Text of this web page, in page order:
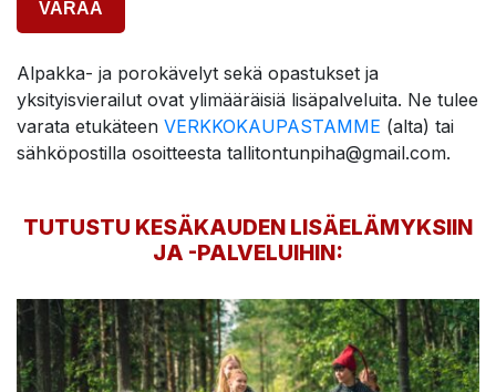
VARAA
Alpakka- ja porokävelyt sekä opastukset ja
yksityisvierailut ovat ylimääräisiä lisäpalveluita. Ne tulee
varata etukäteen VERKKOKAUPASTAMME (alta) tai
sähköpostilla osoitteesta tallitontunpiha@gmail.com.
TUTUSTU KESÄKAUDEN LISÄELÄMYKSIIN
JA -PALVELUIHIN: